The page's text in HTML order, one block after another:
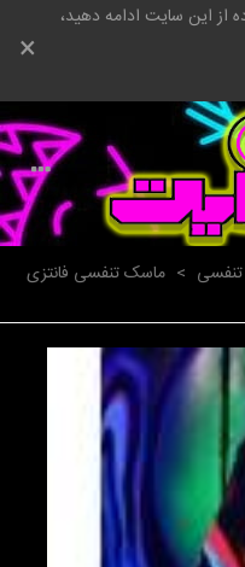
از این سایت ادامه دهید،
×
> ماسک تنفسی فانتزی